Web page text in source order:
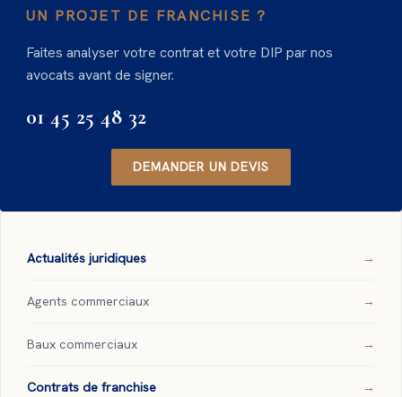
UN PROJET DE FRANCHISE ?
Faites analyser votre contrat et votre DIP par nos
avocats avant de signer.
01 45 25 48 32
DEMANDER UN DEVIS
Actualités juridiques
Agents commerciaux
Baux commerciaux
Contrats de franchise